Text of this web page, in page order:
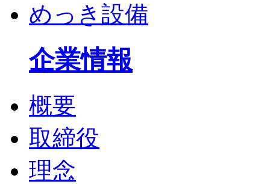
めっき設備
企業情報
概要
取締役
理念